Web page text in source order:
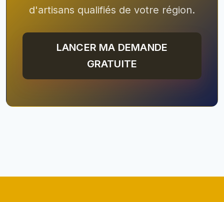
d'artisans qualifiés de votre région.
LANCER MA DEMANDE
GRATUITE